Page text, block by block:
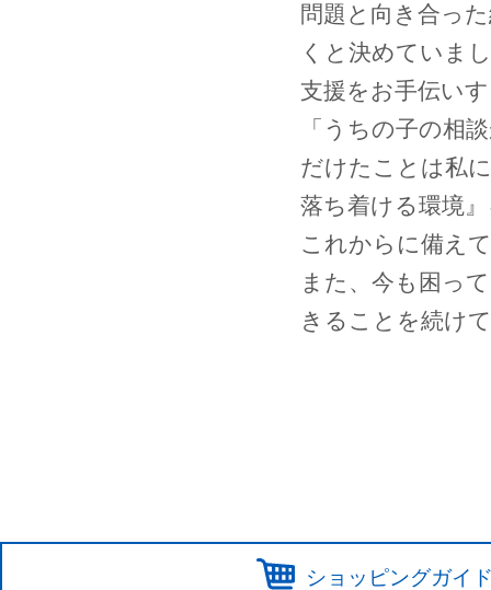
問題と向き合っ
くと決めていま
支援をお手伝い
「うちの子の相
だけたことは私
落ち着ける環境
これからに備え
また、今も困っ
きることを続け
ショッピングガイ